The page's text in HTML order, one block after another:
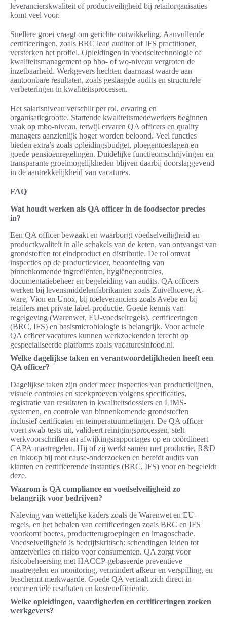
leverancierskwaliteit of productveiligheid bij retailorganisaties
komt veel voor.
Snellere groei vraagt om gerichte ontwikkeling. Aanvullende
certificeringen, zoals BRC lead auditor of IFS practitioner,
versterken het profiel. Opleidingen in voedseltechnologie of
kwaliteitsmanagement op hbo- of wo-niveau vergroten de
inzetbaarheid. Werkgevers hechten daarnaast waarde aan
aantoonbare resultaten, zoals geslaagde audits en structurele
verbeteringen in kwaliteitsprocessen.
Het salarisniveau verschilt per rol, ervaring en
organisatiegrootte. Startende kwaliteitsmedewerkers beginnen
vaak op mbo-niveau, terwijl ervaren QA officers en quality
managers aanzienlijk hoger worden beloond. Veel functies
bieden extra’s zoals opleidingsbudget, ploegentoeslagen en
goede pensioenregelingen. Duidelijke functieomschrijvingen en
transparante groeimogelijkheden blijven daarbij doorslaggevend
in de aantrekkelijkheid van vacatures.
FAQ
Wat houdt werken als QA officer in de foodsector precies
in?
Een QA officer bewaakt en waarborgt voedselveiligheid en
productkwaliteit in alle schakels van de keten, van ontvangst van
grondstoffen tot eindproduct en distributie. De rol omvat
inspecties op de productievloer, beoordeling van
binnenkomende ingrediënten, hygiënecontroles,
documentatiebeheer en begeleiding van audits. QA officers
werken bij levensmiddelenfabrikanten zoals Zuivelhoeve, A-
ware, Vion en Unox, bij toeleveranciers zoals Avebe en bij
retailers met private label-productie. Goede kennis van
regelgeving (Warenwet, EU-voedselregels), certificeringen
(BRC, IFS) en basismicrobiologie is belangrijk. Voor actuele
QA officer vacatures kunnen werkzoekenden terecht op
gespecialiseerde platforms zoals vacaturesinfood.nl.
Welke dagelijkse taken en verantwoordelijkheden heeft een
QA officer?
Dagelijkse taken zijn onder meer inspecties van productielijnen,
visuele controles en steekproeven volgens specificaties,
registratie van resultaten in kwaliteitsdossiers en LIMS-
systemen, en controle van binnenkomende grondstoffen
inclusief certificaten en temperatuurmetingen. De QA officer
voert swab-tests uit, valideert reinigingsprocessen, stelt
werkvoorschriften en afwijkingsrapportages op en coördineert
CAPA-maatregelen. Hij of zij werkt samen met productie, R&D
en inkoop bij root cause-onderzoeken en bereidt audits van
klanten en certificerende instanties (BRC, IFS) voor en begeleidt
deze.
Waarom is QA compliance en voedselveiligheid zo
belangrijk voor bedrijven?
Naleving van wettelijke kaders zoals de Warenwet en EU-
regels, en het behalen van certificeringen zoals BRC en IFS
voorkomt boetes, productterugroepingen en imagoschade.
Voedselveiligheid is bedrijfskritisch: schendingen leiden tot
omzetverlies en risico voor consumenten. QA zorgt voor
risicobeheersing met HACCP-gebaseerde preventieve
maatregelen en monitoring, vermindert afkeur en verspilling, en
beschermt merkwaarde. Goede QA vertaalt zich direct in
commerciële resultaten en kostenefficiëntie.
Welke opleidingen, vaardigheden en certificeringen zoeken
werkgevers?